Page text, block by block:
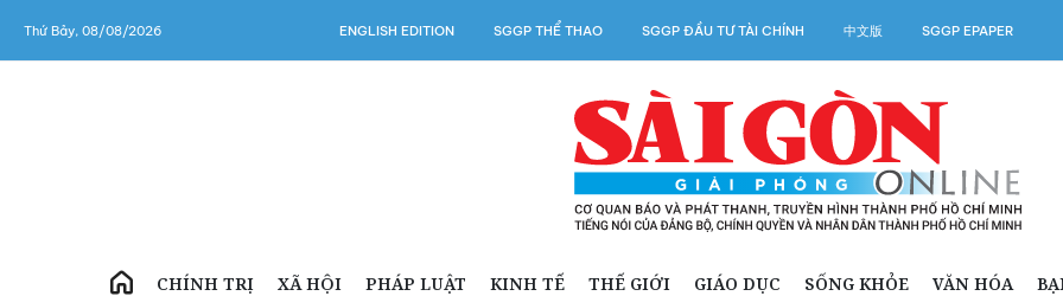
Thứ Bảy, 08/08/2026 ENGLISH EDITION SGGP THỂ THAO SGGP ĐẦU TƯ TÀI CHÍNH 中文版 SGGP EPAPER
CHÍNH TRỊ XÃ HỘI PHÁP LUẬT KINH TẾ THẾ GIỚI GIÁO DỤC SỐNG KHỎE VĂN HÓA